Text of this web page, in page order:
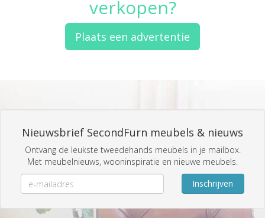
verkopen?
Plaats een advertentie
Nieuwsbrief SecondFurn meubels & nieuws
Ontvang de leukste tweedehands meubels in je mailbox.
Met meubelnieuws, wooninspiratie en nieuwe meubels.
Inschrijven